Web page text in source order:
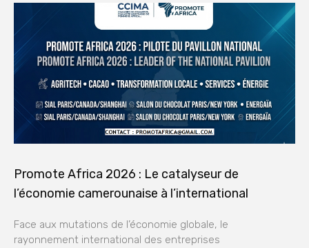
Promote Africa 2026 : Le catalyseur de
l’économie camerounaise à l’international
Face aux mutations de l’économie globale, le
rayonnement international des entreprises